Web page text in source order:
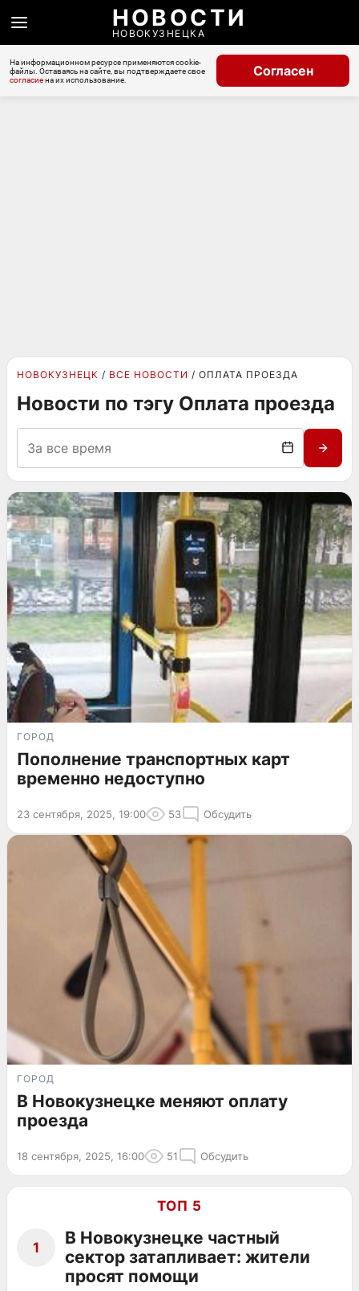
НОВОСТИ
НОВОКУЗНЕЦКА
На информационном ресурсе применяются cookie-
файлы. Оставаясь на сайте, вы подтверждаете свое
согласиена их использование.
Согласен
НОВОКУЗНЕЦК ВСЕ НОВОСТИ ОПЛАТА ПРОЕЗДА
Новости по тэгу Оплата проезда
ГОРОД
Пополнение транспортных карт
временно недоступно
23 сентября, 2025, 19:00 53 Обсудить
ГОРОД
В Новокузнецке меняют оплату
проезда
18 сентября, 2025, 16:00 51 Обсудить
ТОП 5
1
В Новокузнецке частный
сектор затапливает: жители
просят помощи